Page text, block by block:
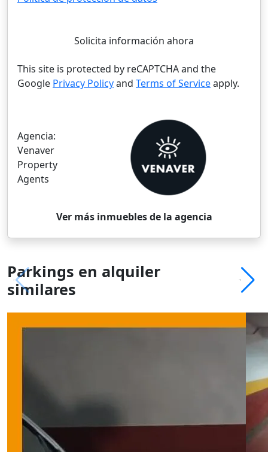
Solicita información ahora
This site is protected by reCAPTCHA and the
Google Privacy Policyand Terms of Serviceapply.
Agencia:
Venaver
Property
Agents
Ver más inmuebles de la agencia
Parkings en alquiler
similares